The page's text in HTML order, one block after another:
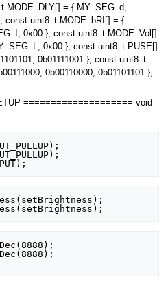
MODE_DLY[] = { MY_SEG_d,
const uint8_t MODE_bRI[] = {
0x00 }; const uint8_t MODE_Vol[]
0x00 }; const uint8_t PUSE[]
0b01111001 }; const uint8_t
0b00110000, 0b01101101 };
==================== void